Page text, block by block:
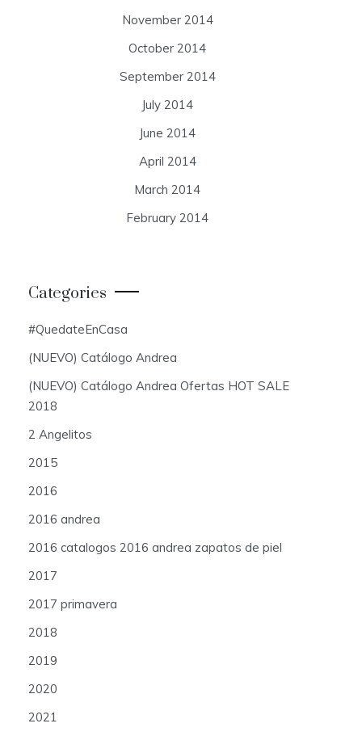
November 2014
October 2014
September 2014
July 2014
June 2014
April 2014
March 2014
February 2014
Categories
#QuedateEnCasa
(NUEVO) Catálogo Andrea
(NUEVO) Catálogo Andrea Ofertas HOT SALE
2018
2 Angelitos
2015
2016
2016 andrea
2016 catalogos 2016 andrea zapatos de piel
2017
2017 primavera
2018
2019
2020
2021